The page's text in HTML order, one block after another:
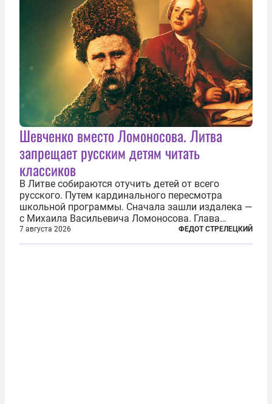
Шевченко вместо Ломоносова. Литва
запрещает русским детям читать
классиков
В Литве собираются отучить детей от всего
русского. Путем кардинального пересмотра
школьной программы. Сначала зашли издалека —
с Михаила Васильевича Ломоносова. Глава
правительства Литвы Миндаугас Синкявичюс
предложил исключить его тексты из программ
7 августа 2026 ФЕДОТ СТРЕЛЕЦКИЙ